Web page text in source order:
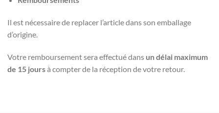
Il est nécessaire de replacer l’article dans son emballage
d’origine.
Votre remboursement sera effectué dans un délai maximum
de 15 joursà compter de la réception de votre retour.